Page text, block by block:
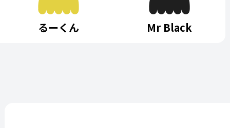
るーくん Mr Black